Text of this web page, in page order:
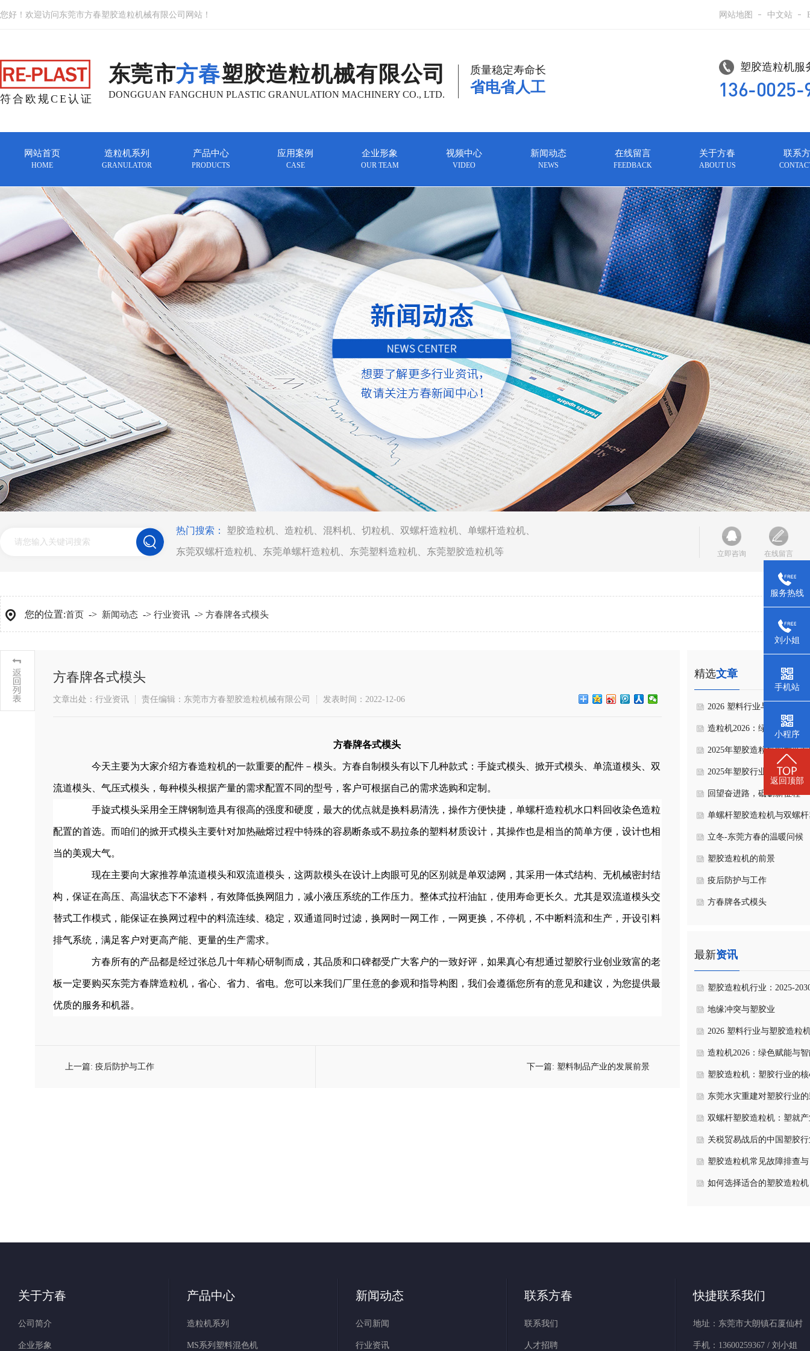
您好！欢迎访问东莞市方春塑胶造粒机械有限公司网站！ 网站地图 中文站
符合欧规CE认证
东莞市方春塑胶造粒机械有限公司
DONGGUAN FANGCHUN PLASTIC GRANULATION MACHINERY CO., LTD.
质量稳定寿命长
省电省人工
塑胶造粒机服
136-0025-
网站首页
HOME
造粒机系列
GRANULATOR
产品中心
PRODUCTS
应用案例
CASE
企业形象
OUR TEAM
视频中心
VIDEO
新闻动态
NEWS
在线留言
FEEDBACK
关于方春
ABOUT US
联系
立即咨询 在线留言
热门搜索： 塑胶造粒机 造粒机 混料机 切粒机 双螺杆造粒机 单螺杆造粒机
东莞双螺杆造粒机 东莞单螺杆造粒机 东莞塑料造粒机 东莞塑胶造粒机等
您的位置:首页 -> 新闻动态 -> 行业资讯 -> 方春牌各式模头
方春牌各式模头
文章出处：行业资讯 责任编辑：东莞市方春塑胶造粒机械有限公司 发表时间：2022-12-06
方春牌各式模头
今天主要为大家介绍方春造粒机的一款重要的配件－模头。方春自制模头有以下几种款式：手旋式模头、掀开式模头、单流道模头、双
流道模头、气压式模头，每种模头根据产量的需求配置不同的型号，客户可根据自己的需求选购和定制。
手旋式模头采用全王牌钢制造具有很高的强度和硬度，最大的优点就是换料易清洗，操作方便快捷，单螺杆造粒机水口料回收染色造粒
配置的首选。而咱们的掀开式模头主要针对加热融熔过程中特殊的容易断条或不易拉条的塑料材质设计，其操作也是相当的简单方便，设计也相
当的美观大气。
现在主要向大家推荐单流道模头和双流道模头，这两款模头在设计上肉眼可见的区别就是单双滤网，其采用一体式结构、无机械密封结
构，保证在高压、高温状态下不渗料，有效降低换网阻力，减小液压系统的工作压力。整体式拉杆油缸，使用寿命更长久。尤其是双流道模头交
替式工作模式，能保证在换网过程中的料流连续、稳定，双通道同时过滤，换网时一网工作，一网更换，不停机，不中断料流和生产，开设引料
排气系统，满足客户对更高产能、更量的生产需求。
方春所有的产品都是经过张总几十年精心研制而成，其品质和口碑都受广大客户的一致好评，如果真心有想通过塑胶行业创业致富的老
板一定要购买东莞方春牌造粒机，省心、省力、省电。您可以来我们厂里任意的参观和指导构图，我们会遵循您所有的意见和建议，为您提供最
优质的服务和机器。
上一篇: 疫后防护与工作 下一篇: 塑料制品产业的发展前景
精选文章
2026 塑料行业与塑胶造粒
风向与展望
造粒机2026：绿色赋能与
新，开启产业新生态
2025年塑胶造粒机的发展
迈向更高效、更环保、更
未来
2025年塑胶行业新走向
回望奋进路，砥砺新征程
单螺杆塑胶造粒机与双螺
造粒机的共性与区别
立冬-东莞方春的温暖问候
塑胶造粒机的前景
疫后防护与工作
方春牌各式模头
最新资讯
塑胶造粒机行业：2025-
前景洞察与核心价值深耕
地缘冲突与塑胶业
2026 塑料行业与塑胶造粒
风向与展望
造粒机2026：绿色赋能与
新，开启产业新生态
塑胶造粒机：塑胶行业的
动力与未来展望
东莞水灾重建对塑胶行业
响：短期冲击与长期机遇
双螺杆塑胶造粒机：塑就
新的核心力量
关税贸易战后的中国塑胶
塑胶造粒机常见故障排查
维护指南
如何选择适合的塑胶造粒
关于方春
公司简介
企业形象
产品中心
造粒机系列
MS系列塑料混色机
新闻动态
公司新闻
行业资讯
联系方春
联系我们
人才招聘
快捷联系我们
地址：东莞市大朗镇石厦仙村
手机：13600259367 / 刘小姐
服务热线
刘小姐
手机站
小程序
返回顶部